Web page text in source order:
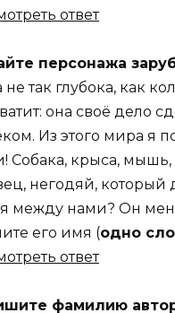
ответ
персонажа
не так глубока, как
она своё дело
Из этого мира я
Собака, крыса, мышь,
негодяй, который
между нами? Он
его имя (одно
ответ
фамилию